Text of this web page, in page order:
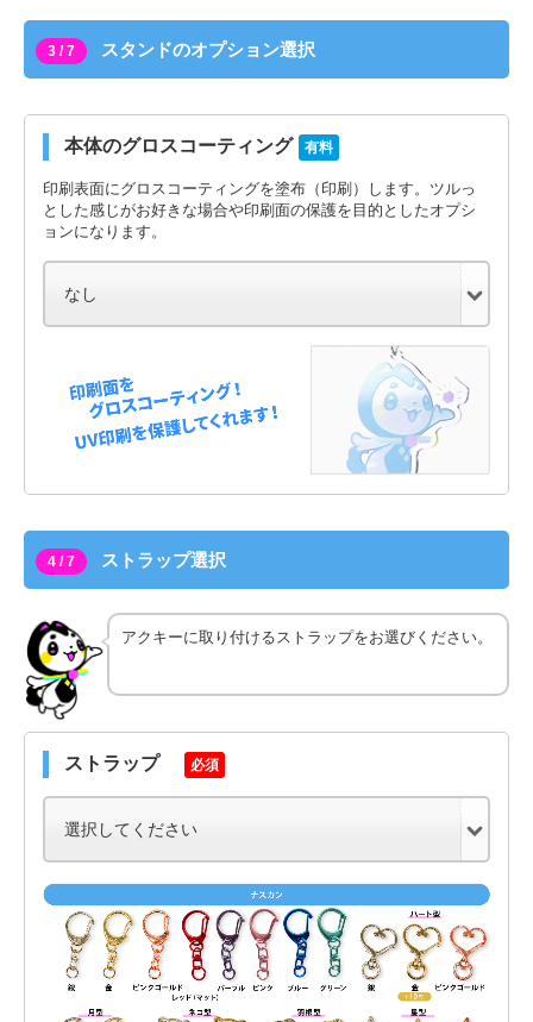
3 / 7 スタンドのオプション選択
本体のグロスコーティング 有料
印刷表面にグロスコーティングを塗布（印刷）します。ツルっ
とした感じがお好きな場合や印刷面の保護を目的としたオプシ
ョンになります。
4 / 7 ストラップ選択
アクキーに取り付けるストラップをお選びください。
ストラップ 必須